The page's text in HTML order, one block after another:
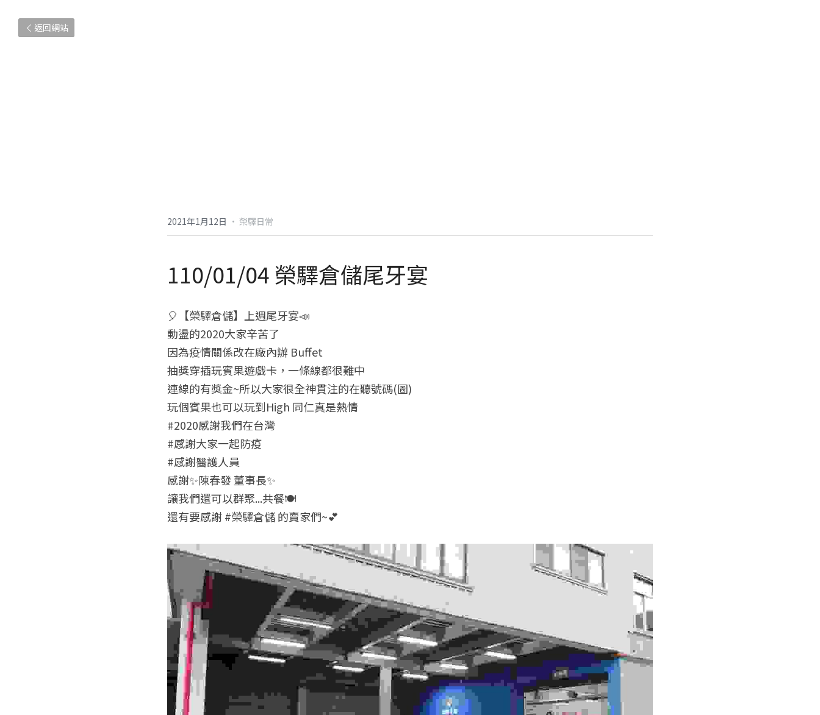
返回網站
2021年1月12日 · 榮驛日常
110/01/04 榮驛倉儲尾牙宴
🎈【榮驛倉儲】上週尾牙宴📣
動盪的2020大家辛苦了
因為疫情關係改在廠內辦 Buffet
抽獎穿插玩賓果遊戲卡，一條線都很難中
連線的有獎金~所以大家很全神貫注的在聽號碼(圖)
玩個賓果也可以玩到High 同仁真是熱情
#2020感謝我們在台灣
#感謝大家一起防疫
#感謝醫護人員
感謝✨陳春發 董事長✨
讓我們還可以群聚...共餐🍽
還有要感謝 #榮驛倉儲 的賣家們~💕